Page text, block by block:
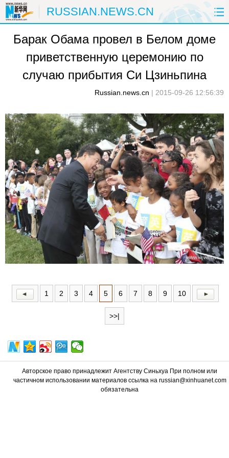
RUSSIAN.NEWS.CN
ГЛАВНАЯ КИТАЙ РФ И СНГ
В МИРЕ ЭКОНОМИКА ОБЩЕСТВО
ПРИРОДА КУЛЬТУРА
СПОРТ ЗДОРОВЬЕ ФОТОЛЕНТЫ
СПЕЦТЕМЫ
Барак Обама провел в Белом доме
приветственную церемонию по
случаю прибытия Си Цзиньпина
Russian.news.cn | 2015-09-26 12:56:39
1 2 3 4 5 6 7 8 9 10
>>|
Авторское право принадлежит Агентству Синьхуа При полном или
частичном использовании материалов ссылка на russian@xinhuanet.com
обязательна